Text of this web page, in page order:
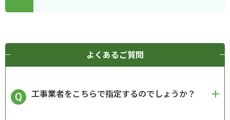
よくあるご質問
工事業者をこちらで指定するのでしょうか？